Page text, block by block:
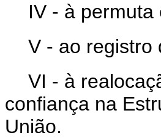
IV - à
V - ao registro
VI - à
confiança na
União.